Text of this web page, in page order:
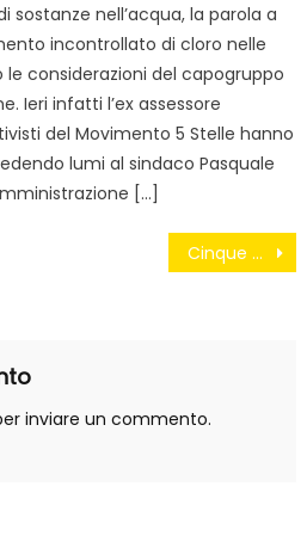
sostanze nell’acqua, la parola a
incontrollato di cloro nelle
considerazioni del capogruppo
Ieri infatti l’ex assessore
del Movimento 5 Stelle hanno
lumi al sindaco Pasquale
[…]
Cinque Stelle: nel Sabato bonifica e registro tumori
inviare un commento.